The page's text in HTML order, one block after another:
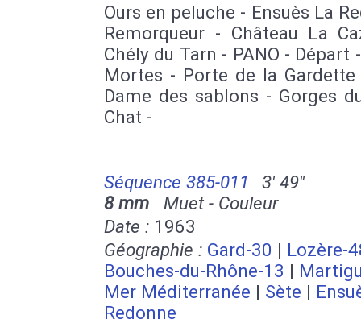
Ours en peluche - Ensuès La
Remorqueur - Château La
Chély du Tarn - PANO - Départ
Mortes - Porte de la
Dame des sablons - Gorges
Chat -
Séquence 385-011
3' 49''
8 mm Muet - Couleur
Date : 1963
Géographie : Gard-30 | Lozère-
Bouches-du-Rhône-13 |
Mer Méditerranée | Sète |
Redonne